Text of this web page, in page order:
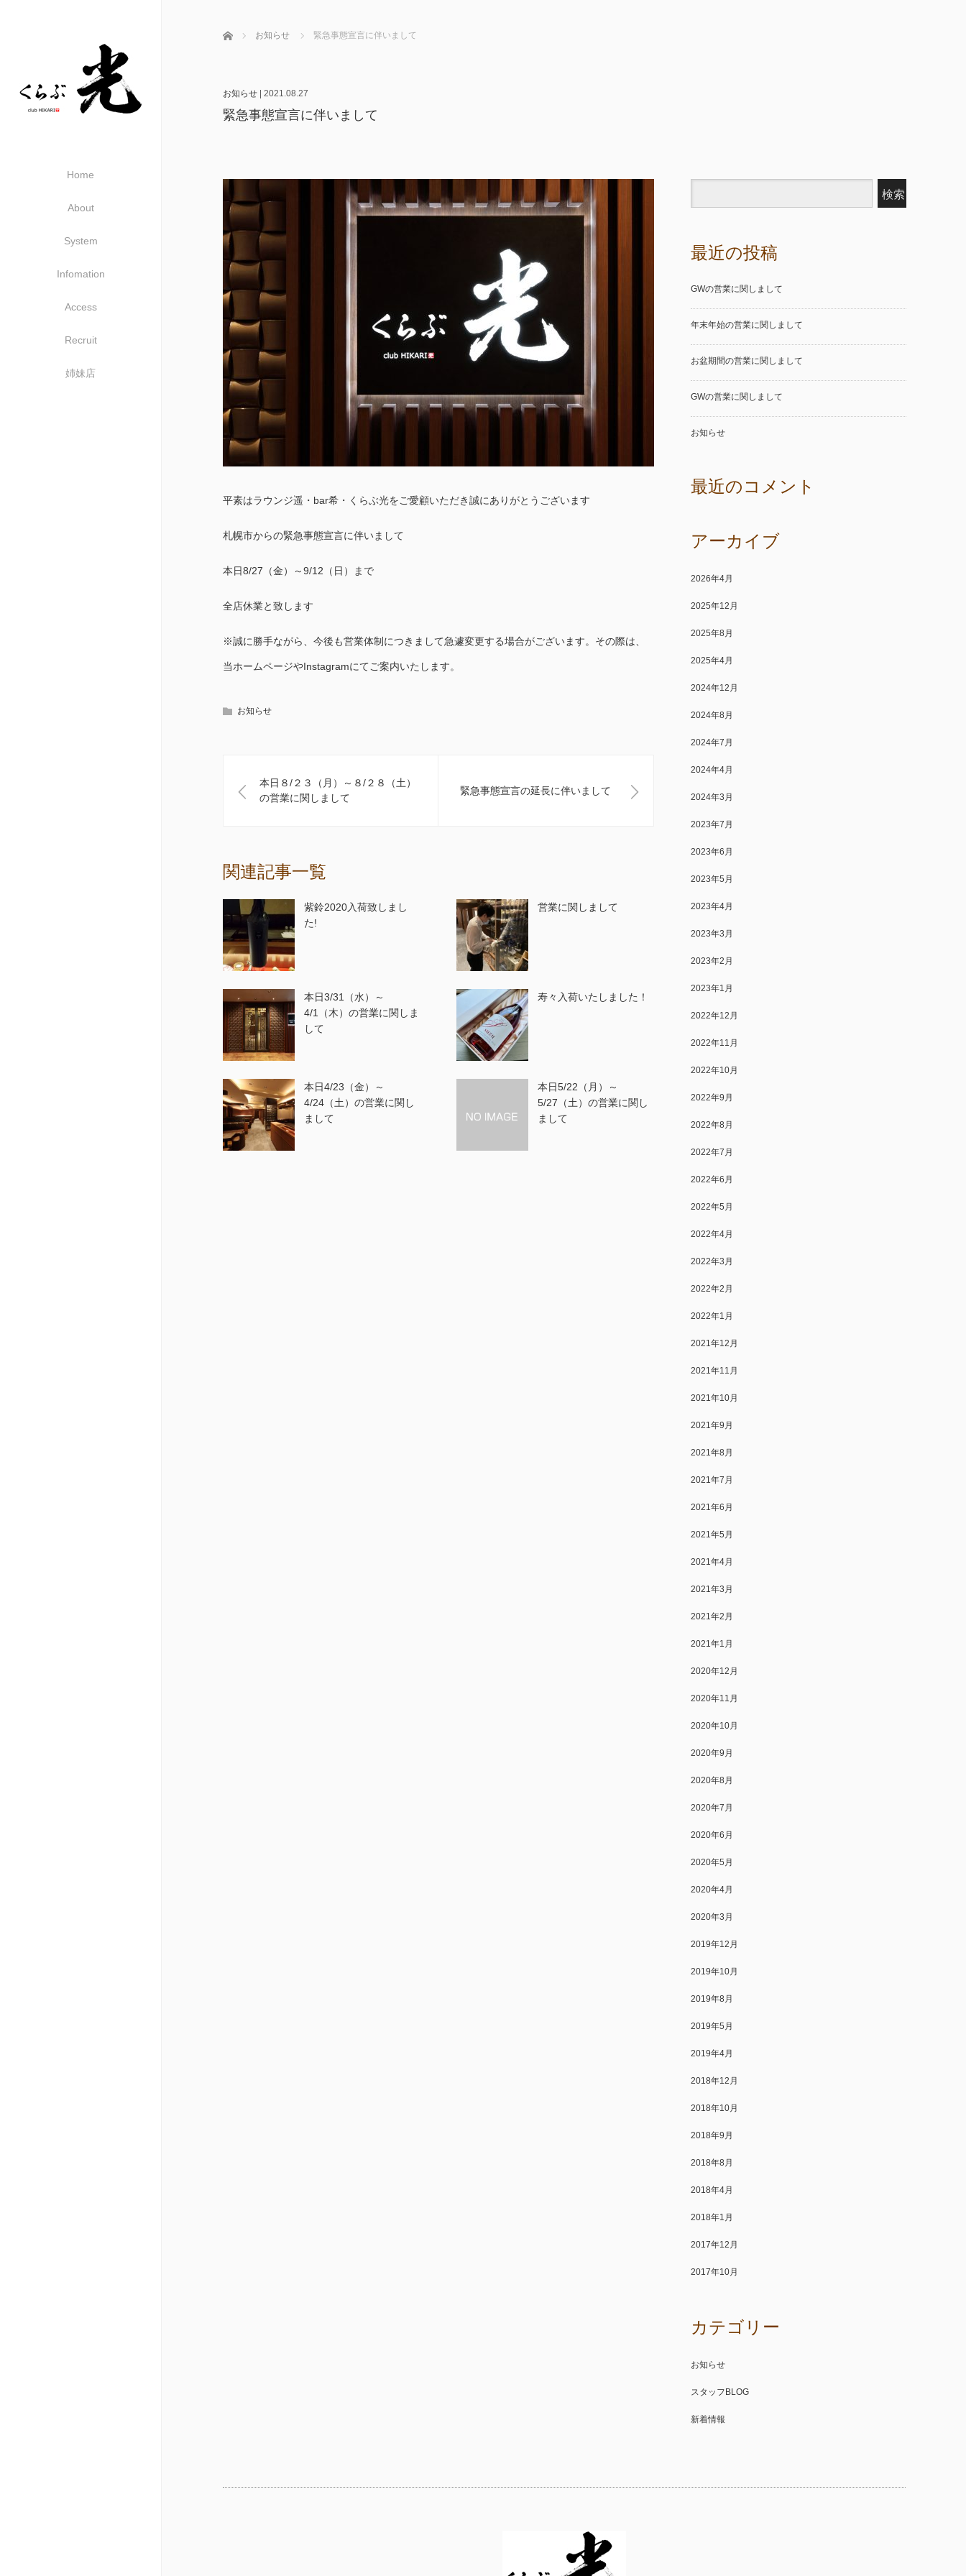
Home
About
System
Infomation
Access
Recruit
姉妹店
ホーム お知らせ 緊急事態宣言に伴いまして
お知らせ| 2021.08.27
緊急事態宣言に伴いまして
平素はラウンジ遥・bar希・くらぶ光をご愛顧いただき誠にありがとうございます
札幌市からの緊急事態宣言に伴いまして
本日8/27（金）～9/12（日）まで
全店休業と致します
※誠に勝手ながら、今後も営業体制につきまして急遽変更する場合がございます。その際は、
当ホームページやInstagramにてご案内いたします。
お知らせ
本日８/２３（月）～８/２８（土）
の営業に関しまして
緊急事態宣言の延長に伴いまして
関連記事一覧
紫鈴2020入荷致しまし
た!
営業に関しまして
本日3/31（水）～
4/1（木）の営業に関しま
して
寿々入荷いたしました！
本日4/23（金）～
4/24（土）の営業に関し
まして
本日5/22（月）～
5/27（土）の営業に関し
まして
最近の投稿
GWの営業に関しまして
年末年始の営業に関しまして
お盆期間の営業に関しまして
GWの営業に関しまして
お知らせ
最近のコメント
アーカイブ
2026年4月
2025年12月
2025年8月
2025年4月
2024年12月
2024年8月
2024年7月
2024年4月
2024年3月
2023年7月
2023年6月
2023年5月
2023年4月
2023年3月
2023年2月
2023年1月
2022年12月
2022年11月
2022年10月
2022年9月
2022年8月
2022年7月
2022年6月
2022年5月
2022年4月
2022年3月
2022年2月
2022年1月
2021年12月
2021年11月
2021年10月
2021年9月
2021年8月
2021年7月
2021年6月
2021年5月
2021年4月
2021年3月
2021年2月
2021年1月
2020年12月
2020年11月
2020年10月
2020年9月
2020年8月
2020年7月
2020年6月
2020年5月
2020年4月
2020年3月
2019年12月
2019年10月
2019年8月
2019年5月
2019年4月
2018年12月
2018年10月
2018年9月
2018年8月
2018年4月
2018年1月
2017年12月
2017年10月
カテゴリー
お知らせ
スタッフBLOG
新着情報